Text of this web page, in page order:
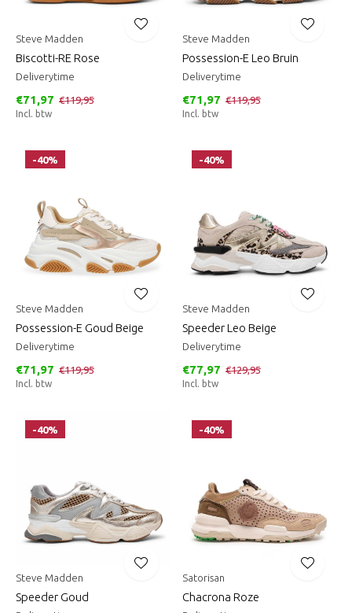
Steve Madden
Biscotti-RE Rose
Deliverytime
€71,97 €119,95
Incl. btw
Steve Madden
Possession-E Leo Bruin
Deliverytime
€71,97 €119,95
Incl. btw
-40%
Steve Madden
Possession-E Goud Beige
Deliverytime
€71,97 €119,95
Incl. btw
-40%
Steve Madden
Speeder Leo Beige
Deliverytime
€77,97 €129,95
Incl. btw
-40%
Steve Madden
Speeder Goud
-40%
Satorisan
Chacrona Roze